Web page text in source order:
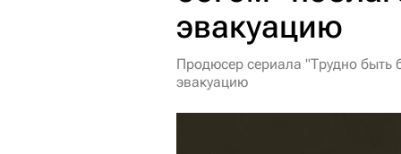
эвакуацию
Продюсер сериала "Трудно
эвакуацию